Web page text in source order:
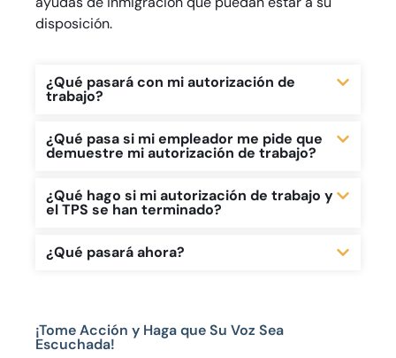
disposición.
¿Qué pasará con mi autorización de
trabajo?
¿Qué pasa si mi empleador me pide que
demuestre mi autorización de trabajo?
¿Qué hago si mi autorización de trabajo y
el TPS se han terminado?
¿Qué pasará ahora?
¡Tome Acción y Haga que Su Voz Sea
Escuchada!